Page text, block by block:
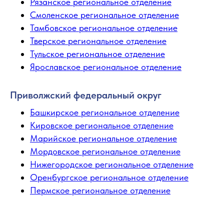
Смоленское региональное отделение
Тамбовское региональное отделение
Тверское региональное отделение
Тульское региональное отделение
Ярославское региональное отделение
Приволжский федеральный округ
Башкирское региональное отделение
Кировское региональное отделение
Марийское региональное отделение
Мордовское региональное отделение
Нижегородское региональное отделение
Оренбургское региональное отделение
Пермское региональное отделение